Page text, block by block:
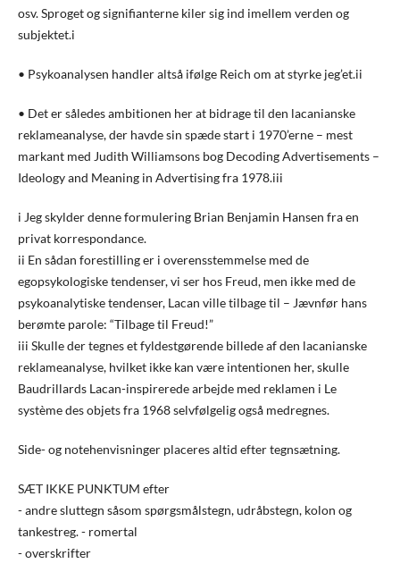
osv. Sproget og signifianterne kiler sig ind imellem verden og
subjektet.i
• Psykoanalysen handler altså ifølge Reich om at styrke jeg’et.ii
• Det er således ambitionen her at bidrage til den lacanianske
reklameanalyse, der havde sin spæde start i 1970’erne – mest
markant med Judith Williamsons bog Decoding Advertisements –
Ideology and Meaning in Advertising fra 1978.iii
i Jeg skylder denne formulering Brian Benjamin Hansen fra en
privat korrespondance.
ii En sådan forestilling er i overensstemmelse med de
egopsykologiske tendenser, vi ser hos Freud, men ikke med de
psykoanalytiske tendenser, Lacan ville tilbage til – Jævnfør hans
berømte parole: “Tilbage til Freud!”
iii Skulle der tegnes et fyldestgørende billede af den lacanianske
reklameanalyse, hvilket ikke kan være intentionen her, skulle
Baudrillards Lacan-inspirerede arbejde med reklamen i Le
système des objets fra 1968 selvfølgelig også medregnes.
Side- og notehenvisninger placeres altid efter tegnsætning.
SÆT IKKE PUNKTUM efter
- andre sluttegn såsom spørgsmålstegn, udråbstegn, kolon og
tankestreg. - romertal
- overskrifter